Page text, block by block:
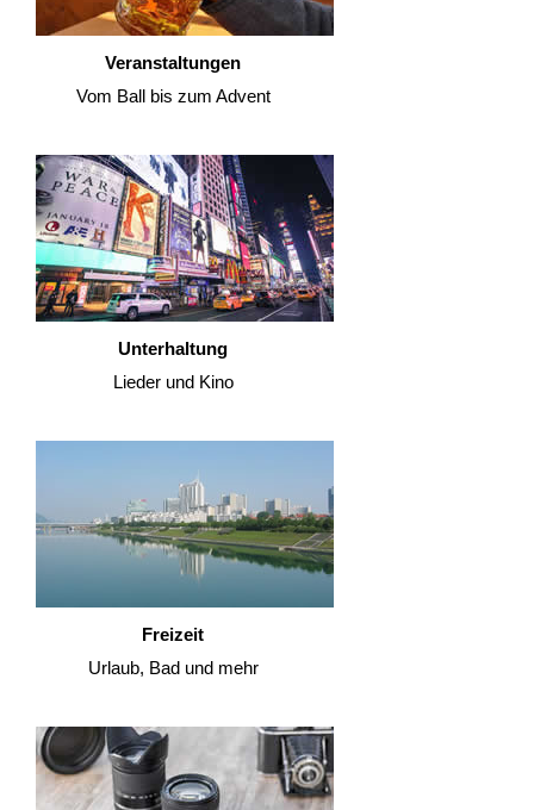
Veranstaltungen
Vom Ball bis zum Advent
Unterhaltung
Lieder und Kino
Freizeit
Urlaub, Bad und mehr